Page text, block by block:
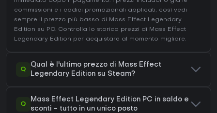
commissioni e i codici promozionali applicati, così vedi
sempre il prezzo più basso di Mass Effect Legendary
Edition su PC. Controlla lo storico prezzi di Mass Effect
Legendary Edition per acquistare al momento migliore.
Q
Qual è l'ultimo prezzo di Mass Effect
Legendary Edition su Steam?
Q
Mass Effect Legendary Edition PC in saldo e
sconti - tutto in un unico posto